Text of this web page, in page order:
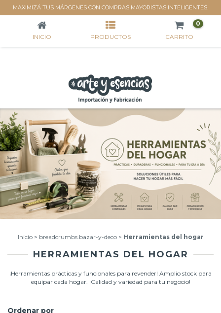
MAXIMIZÁ TUS MÁRGENES CON COMPRAS MAYORISTAS INTELIGENTES.
HERRAMIENTAS DEL HOGAR
INICIO PRODUCTOS CARRITO
0
Inicio > breadcrumbs.bazar-y-deco > Herramientas del hogar
HERRAMIENTAS DEL HOGAR
¡Herramientas prácticas y funcionales para revender! Amplio stock para
equipar cada hogar. ¡Calidad y variedad para tu negocio!
Ordenar por